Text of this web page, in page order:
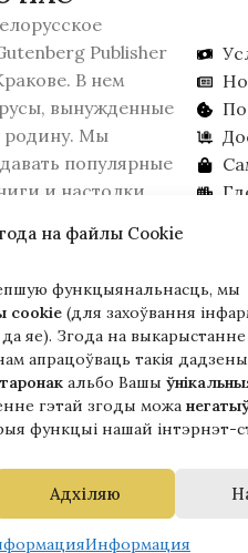
на файлы Cookie
функцыянальнасць, мы
cookie (для захоўвання
яе). Згода на
апрацоўваць такія
альбо Вашы
гэтай згоды можа
функцыі нашай інтэрнэт-
Адхіляю
Информация
з
Publisher
В нем
вынужденные
родину. Мы
популярные
и настолки.
это, если